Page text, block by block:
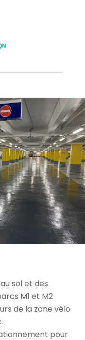
sol et des
M1 et M2
de la zone vélo
pour